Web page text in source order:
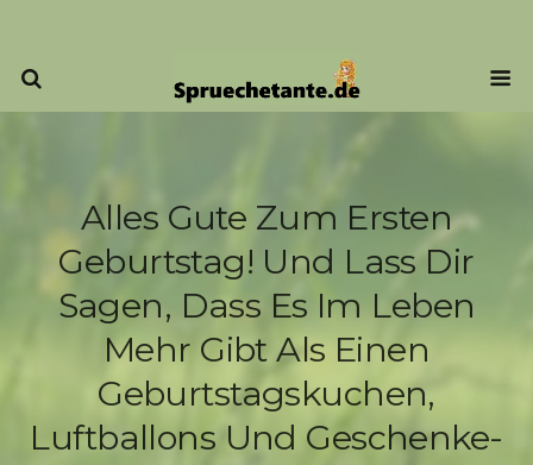
Alles Gute Zum Ersten
Geburtstag! Und Lass Dir
Sagen, Dass Es Im Leben
Mehr Gibt Als Einen
Geburtstagskuchen,
Luftballons Und Geschenke-